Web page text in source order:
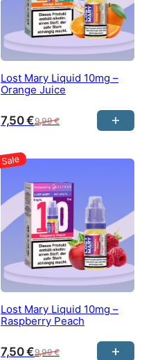
Lost Mary Liquid 10mg –
Orange Juice
9,99€
7,50€
Lost Mary Liquid 10mg –
Raspberry Peach
9,99€
7,50€